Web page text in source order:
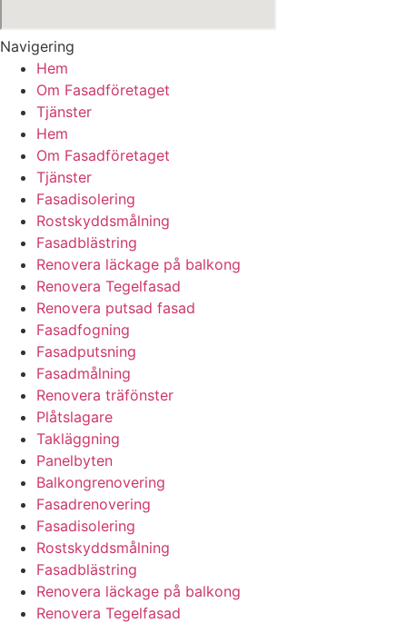
Navigering
Hem
Om Fasadföretaget
Tjänster
Hem
Om Fasadföretaget
Tjänster
Fasadisolering
Rostskyddsmålning
Fasadblästring
Renovera läckage på balkong
Renovera Tegelfasad
Renovera putsad fasad
Fasadfogning
Fasadputsning
Fasadmålning
Renovera träfönster
Plåtslagare
Takläggning
Panelbyten
Balkongrenovering
Fasadrenovering
Fasadisolering
Rostskyddsmålning
Fasadblästring
Renovera läckage på balkong
Renovera Tegelfasad